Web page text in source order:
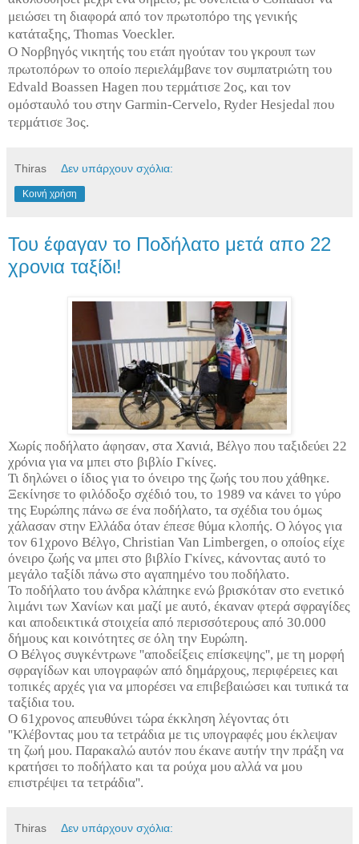
μειώσει τη διαφορά από τον πρωτοπόρο της γενικής
κατάταξης, Thomas Voeckler.
Ο Νορβηγός νικητής του ετάπ ηγούταν του γκρουπ των
πρωτοπόρων το οποίο περιελάμβανε τον συμπατριώτη του
Edvald Boassen Hagen που τερμάτισε 2ος, και τον
ομόσταυλό του στην Garmin-Cervelo, Ryder Hesjedal που
τερμάτισε 3ος.
Thiras Δεν υπάρχουν σχόλια:
Κοινή χρήση
Του έφαγαν το Ποδήλατο μετά απο 22
χρονια ταξίδι!
Χωρίς ποδήλατο άφησαν, στα Χανιά, Βέλγο που ταξιδεύει 22
χρόνια για να μπει στο βιβλίο Γκίνες.
Τι δηλώνει ο ίδιος για το όνειρο της ζωής του που χάθηκε.
Ξεκίνησε το φιλόδοξο σχέδιό του, το 1989 να κάνει το γύρο
της Ευρώπης πάνω σε ένα ποδήλατο, τα σχέδια του όμως
χάλασαν στην Ελλάδα όταν έπεσε θύμα κλοπής. Ο λόγος για
τον 61χρονο Βέλγο, Christian Van Limbergen, ο οποίος είχε
όνειρο ζωής να μπει στο βιβλίο Γκίνες, κάνοντας αυτό το
μεγάλο ταξίδι πάνω στο αγαπημένο του ποδήλατο.
Το ποδήλατο του άνδρα κλάπηκε ενώ βρισκόταν στο ενετικό
λιμάνι των Χανίων και μαζί με αυτό, έκαναν φτερά σφραγίδες
και αποδεικτικά στοιχεία από περισσότερους από 30.000
δήμους και κοινότητες σε όλη την Ευρώπη.
Ο Βέλγος συγκέντρωνε ''αποδείξεις επίσκεψης'', με τη μορφή
σφραγίδων και υπογραφών από δημάρχους, περιφέρειες και
τοπικές αρχές για να μπορέσει να επιβεβαιώσει και τυπικά τα
ταξίδια του.
Ο 61χρονος απευθύνει τώρα έκκληση λέγοντας ότι
''Κλέβοντας μου τα τετράδια με τις υπογραφές μου έκλεψαν
τη ζωή μου. Παρακαλώ αυτόν που έκανε αυτήν την πράξη να
κρατήσει το ποδήλατο και τα ρούχα μου αλλά να μου
επιστρέψει τα τετράδια''.
Thiras Δεν υπάρχουν σχόλια: